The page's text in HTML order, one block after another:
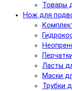
Товары
Нож для
Ласты
Маски
Трубки